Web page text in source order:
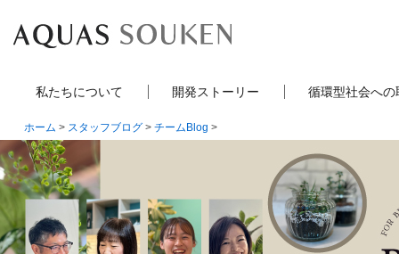
私たちについて 開発ストーリー 循環型社会への
ホーム > スタッフブログ > チームBlog >